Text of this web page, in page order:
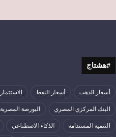
#هشتاج
أسعار الذهب أسعار النفط الاستثمار
البنك المركزي المصري البورصة المصرية
التنمية المستدامة الذكاء الاصطناعي